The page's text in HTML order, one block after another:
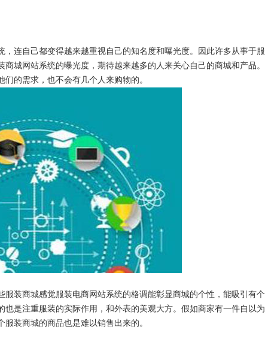
连自己都变得越来越重视自己的知名度和曝光度。因此许多从事于服
城网站系统的曝光度，期待越来越多的人来关心自己的商城和产品。
的需求，也不会有几个人来购物的。
装商城感觉服装电商网站系统的格调能彰显商城的个性，能吸引有个
是注重服装的实际作用，和外表的美观大方。假如商家有一件自以为
装商城的商品也是难以销售出来的。